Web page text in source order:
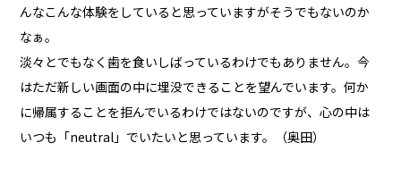
んなこんな体験をしていると思っていますがそうでもないのか
なぁ。
淡々とでもなく歯を食いしばっているわけでもありません。今
はただ新しい画面の中に埋没できることを望んでいます。何か
に帰属することを拒んでいるわけではないのですが、心の中は
いつも「neutral」でいたいと思っています。（奥田）